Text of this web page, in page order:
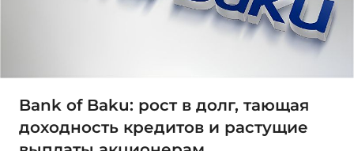
Bank of Baku: рост в долг, тающая
доходность кредитов и растущие